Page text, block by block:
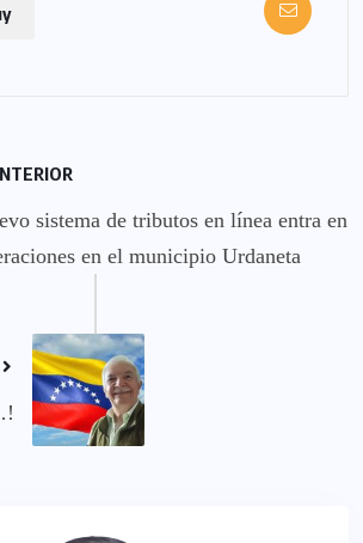
sistema de tributos en línea entra en
en el municipio Urdaneta